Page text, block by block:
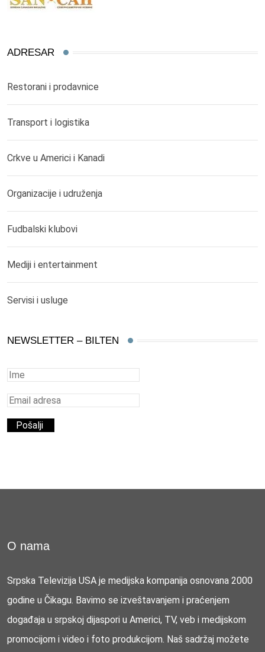
ADRESAR
Restorani i prodavnice
Transport i logistika
Crkve u Americi i Kanadi
Organizacije i udruženja
Fudbalski klubovi
Mediji i entertainment
Servisi i usluge
NEWSLETTER – BILTEN
O nama
Srpska Televizija USA je medijska kompanija osnovana 2000
godine u Čikagu. Bavimo se izveštavanjem i praćenjem
događaja u srpskoj dijaspori u Americi, TV, veb i medijskom
promocijom i video i foto produkcijom. Naš sadržaj možete